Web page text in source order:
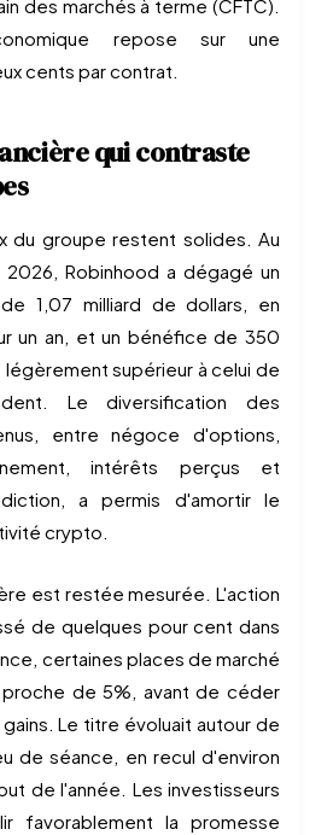
des marchés à terme (CFTC).
repose sur une
cents par contrat.
qui contraste
du groupe restent solides. Au
Robinhood a dégagé un
1,07 milliard de dollars, en
un an, et un bénéfice de 350
légèrement supérieur à celui de
Le diversification des
entre négoce d'options,
intérêts perçus et
a permis d'amortir le
crypto.
est restée mesurée. L'action
de quelques pour cent dans
certaines places de marché
proche de 5%, avant de céder
Le titre évoluait autour de
de séance, en recul d'environ
de l'année. Les investisseurs
favorablement la promesse